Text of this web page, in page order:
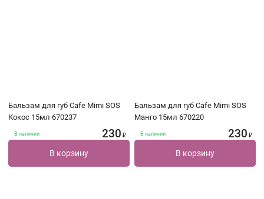
Бальзам для губ Cafe Mimi SOS
Кокос 15мл 670237
В наличии 230 ₽
В корзину
Бальзам для губ Cafe Mimi SOS
Манго 15мл 670220
В наличии 230 ₽
В корзину